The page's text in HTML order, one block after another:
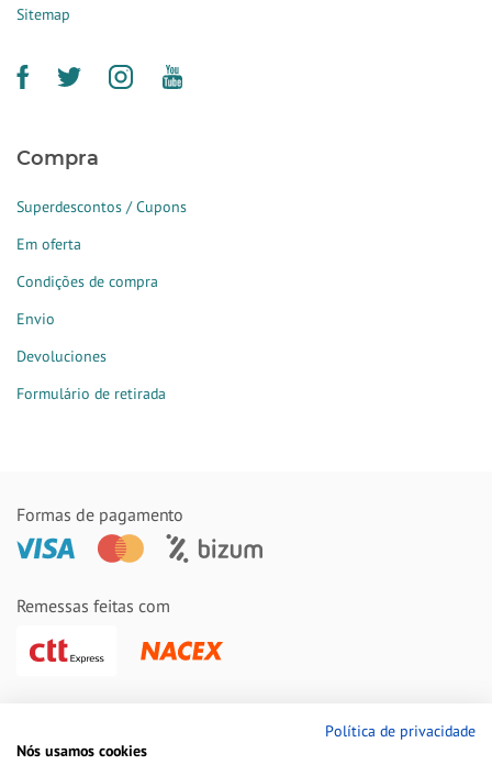
Sitemap
Compra
Superdescontos / Cupons
Em oferta
Condições de compra
Envio
Devoluciones
Formulário de retirada
Formas de pagamento
Remessas feitas com
Política de privacidade
Nós usamos cookies